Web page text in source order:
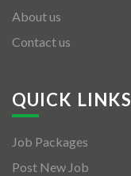
About us
Contact us
QUICK LINKS
Job Packages
Post New Job